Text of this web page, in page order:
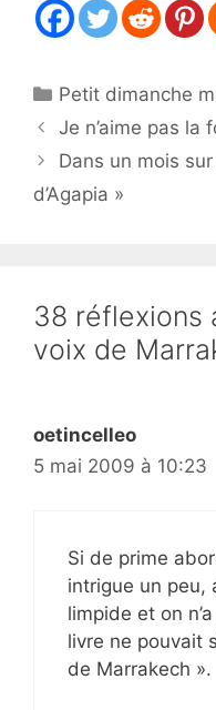
Catégories
Petit dimanche
Je n’aime pas la
Dans un mois
d’Agapia »
38 réflexions
voix de
oetincelleo
5 mai 2009 à 10:23
Si de prime
intrigue un peu,
limpide et on
livre ne pouvait
de Marrakech ».